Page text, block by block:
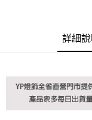
詳細說